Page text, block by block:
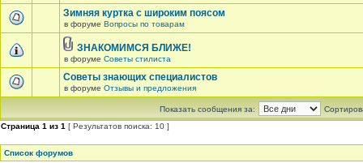
Зимняя куртка с широким поясом
в форуме Вопросы по товарам
ЗНАКОМИМСЯ БЛИЖЕ!
в форуме Советы стилиста
Советы знающих специалистов
в форуме Отзывы и предложения
Показать сообщения за:
Страница 1 из 1 [ Результатов поиска: 10 ]
Список форумов